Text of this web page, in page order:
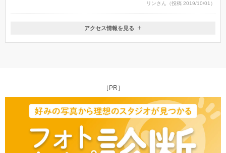
リンさん（投稿 2019/10/01）
三重県松阪市大黒田町493-1
アクセス情報を見る
［PR］